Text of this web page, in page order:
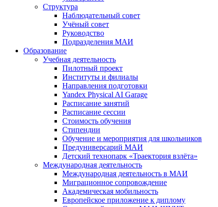
Структура
Наблюдательный совет
Учёный совет
Руководство
Подразделения МАИ
Образование
Учебная деятельность
Пилотный проект
Институты и филиалы
Направления подготовки
Yandex Physical AI Garage
Расписание занятий
Расписание сессии
Стоимость обучения
Стипендии
Обучение и мероприятия для школьников
Предуниверсарий МАИ
Детский технопарк «Траектория взлёта»
Международная деятельность
Международная деятельность в МАИ
Миграционное сопровождение
Академическая мобильность
Европейское приложение к диплому